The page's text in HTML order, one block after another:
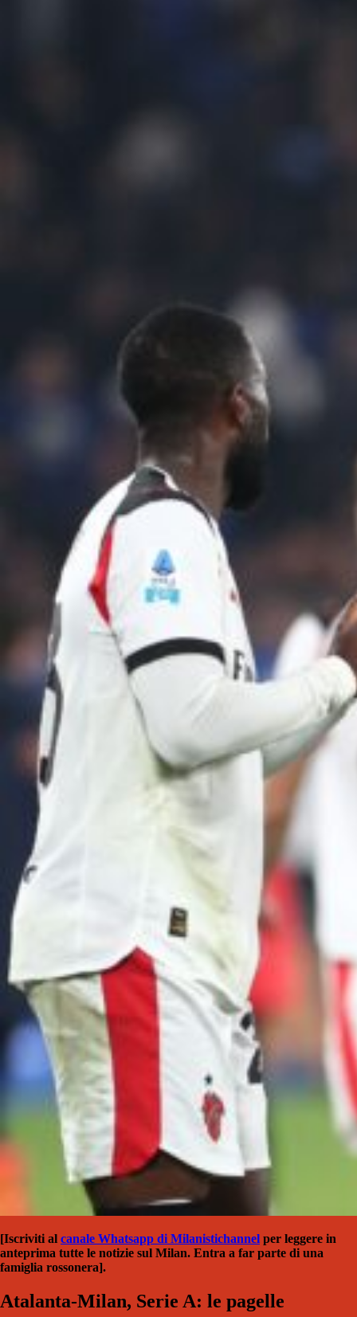
[Iscriviti al canale Whatsapp di Milanistichannel per leggere in
anteprima tutte le notizie sul Milan. Entra a far parte di una
famiglia rossonera].
Atalanta-Milan, Serie A: le pagelle